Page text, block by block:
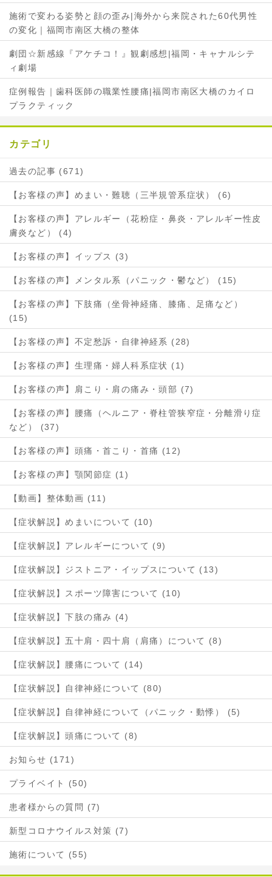
施術で変わる姿勢と顔の歪み|海外から来院された60代男性
の変化｜福岡市南区大橋の整体
劇団☆新感線『アケチコ！』観劇感想|福岡・キャナルシテ
ィ劇場
症例報告｜歯科医師の職業性腰痛|福岡市南区大橋のカイロ
プラクティック
カテゴリ
過去の記事 (671)
【お客様の声】めまい・難聴（三半規管系症状） (6)
【お客様の声】アレルギー（花粉症・鼻炎・アレルギー性皮
膚炎など） (4)
【お客様の声】イップス (3)
【お客様の声】メンタル系（パニック・鬱など） (15)
【お客様の声】下肢痛（坐骨神経痛、膝痛、足痛など）
(15)
【お客様の声】不定愁訴・自律神経系 (28)
【お客様の声】生理痛・婦人科系症状 (1)
【お客様の声】肩こり・肩の痛み・頭部 (7)
【お客様の声】腰痛（ヘルニア・脊柱管狭窄症・分離滑り症
など） (37)
【お客様の声】頭痛・首こり・首痛 (12)
【お客様の声】顎関節症 (1)
【動画】整体動画 (11)
【症状解説】めまいについて (10)
【症状解説】アレルギーについて (9)
【症状解説】ジストニア・イップスについて (13)
【症状解説】スポーツ障害について (10)
【症状解説】下肢の痛み (4)
【症状解説】五十肩・四十肩（肩痛）について (8)
【症状解説】腰痛について (14)
【症状解説】自律神経について (80)
【症状解説】自律神経について（パニック・動悸） (5)
【症状解説】頭痛について (8)
お知らせ (171)
プライベイト (50)
患者様からの質問 (7)
新型コロナウイルス対策 (7)
施術について (55)